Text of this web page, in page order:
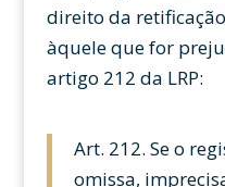
direito da
àquele que for
artigo 212 da LRP:
Art. 212. Se o
omissa,